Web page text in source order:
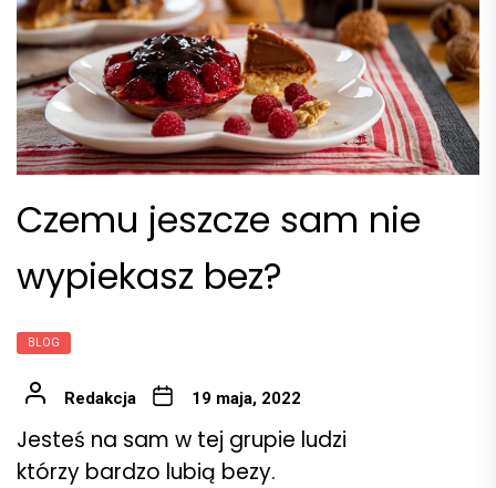
Czemu jeszcze sam nie
wypiekasz bez?
BLOG
Redakcja 19 maja, 2022
Jesteś na sam w tej grupie ludzi
którzy bardzo lubią bezy.